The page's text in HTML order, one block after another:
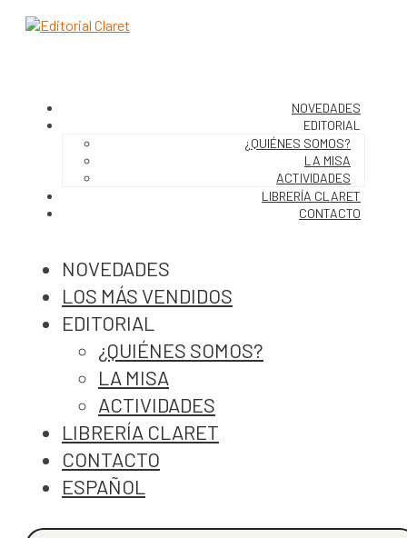
NOVEDADES
EDITORIAL
¿QUIÉNES SOMOS?
LA MISA
ACTIVIDADES
LIBRERÍA CLARET
CONTACTO
NOVEDADES
LOS MÁS VENDIDOS
EDITORIAL
¿QUIÉNES SOMOS?
LA MISA
ACTIVIDADES
LIBRERÍA CLARET
CONTACTO
ESPAÑOL